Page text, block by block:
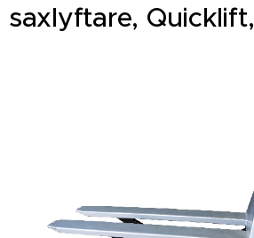
saxlyftare,